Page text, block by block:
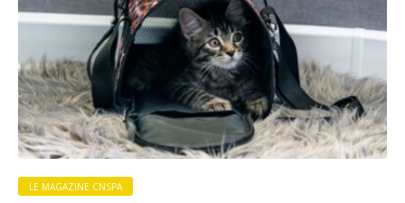
LE MAGAZINE CNSPA